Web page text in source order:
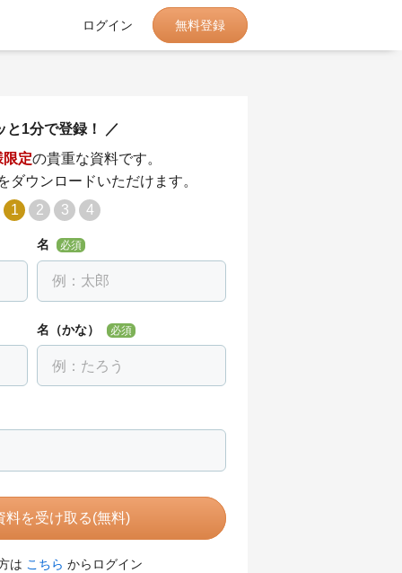
ログイン 無料登録
1分で登録！
限定の貴重な資料です。
ダウンロードいただけます。
1
2 3 4
名 必須
名（かな） 必須
料を受け取る(無料)
は こちら からログイン